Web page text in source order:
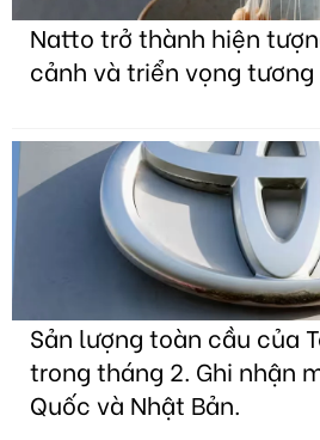
Natto trở thành hiện
cảnh và triển vọng tương
Sản lượng toàn cầu của
trong tháng 2. Ghi nhận
Quốc và Nhật Bản.